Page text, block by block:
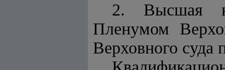
2. Высшая
Пленумом
Верховного суда